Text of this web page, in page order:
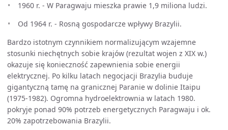
1960 r. - W Paragwaju mieszka prawie 1,9 miliona ludzi.
Od 1964 r. - Rosną gospodarcze wpływy Brazylii.
Bardzo istotnym czynnikiem normalizującym wzajemne
stosunki niechętnych sobie krajów (rezultat wojen z XIX w.)
okazuje się konieczność zapewnienia sobie energii
elektrycznej. Po kilku latach negocjacji Brazylia buduje
gigantyczną tamę na granicznej Paranie w dolinie Itaipu
(1975-1982). Ogromna hydroelektrownia w latach 1980.
pokryje ponad 90% potrzeb energetycznych Paragwaju i ok.
20% zapotrzebowania Brazylii.